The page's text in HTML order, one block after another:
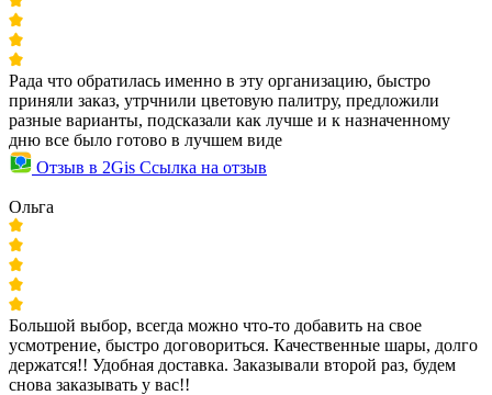
Рада что обратилась именно в эту организацию, быстро
приняли заказ, утрчнили цветовую палитру, предложили
разные варианты, подсказали как лучше и к назначенному
дню все было готово в лучшем виде
Отзыв в 2Gis Ссылка на отзыв
Ольга
Большой выбор, всегда можно что-то добавить на свое
усмотрение, быстро договориться. Качественные шары, долго
держатся!! Удобная доставка. Заказывали второй раз, будем
снова заказывать у вас!!